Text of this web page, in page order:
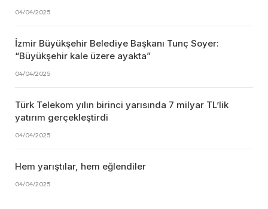
04/04/2025
İzmir Büyükşehir Belediye Başkanı Tunç Soyer:
“Büyükşehir kale üzere ayakta”
04/04/2025
Türk Telekom yılın birinci yarısında 7 milyar TL’lik
yatırım gerçekleştirdi
04/04/2025
Hem yarıştılar, hem eğlendiler
04/04/2025